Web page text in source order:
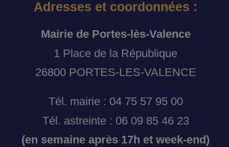
Adresses et coordonnées :
Mairie de Portes-lès-Valence
1 Place de la République
26800 PORTES-LES-VALENCE
Tél. mairie : 04 75 57 95 00
Tél. astreinte : 06 09 85 46 23
(en semaine après 17h et week-end)